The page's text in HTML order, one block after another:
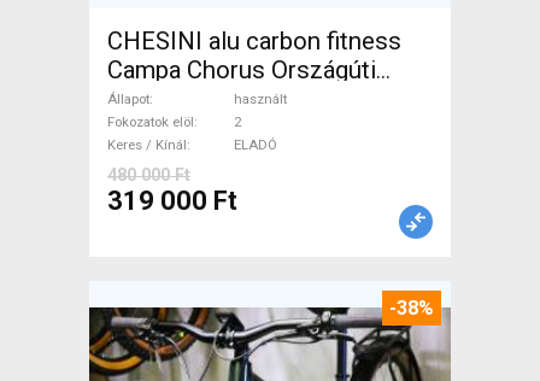
CHESINI alu carbon fitness
Campa Chorus Országúti
használt ELADÓ
Állapot
használt
Fokozatok elöl
2
Keres / Kínál
ELADÓ
480 000 Ft
319 000 Ft
-38%